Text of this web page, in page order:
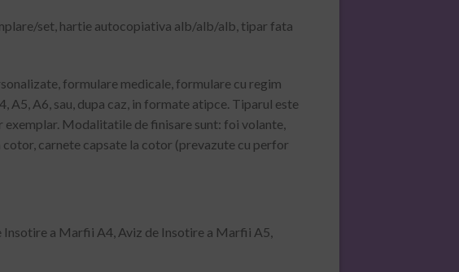
set, hartie autocopiativa alb/alb/alb, tipar fata
formulare medicale, formulare cu regim
A6, sau, dupa caz, in formate atipce. Tiparul este
exemplar. Modalitatile de finisare sunt: foi volante,
carnete capsate la cotor (prevazute cu perfor
Insotire a Marfii A4, Aviz de Insotire a Marfii A5,